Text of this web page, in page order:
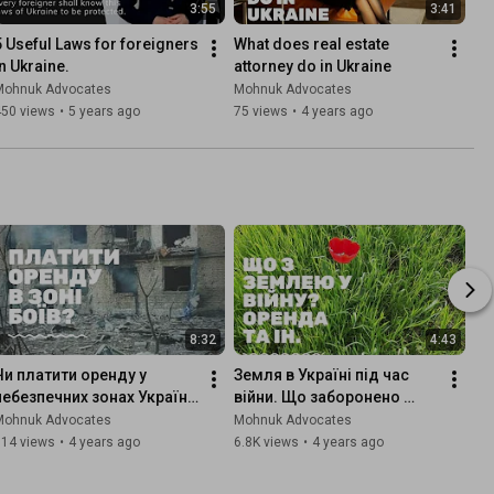
3:55
Useful Laws for foreigners
Ukraine.
Advocates
views • 5 years ago
3:41
What does real estate
attorney do in Ukraine
Mohnuk Advocates
75 views • 4 years ago
8:32
платити оренду у
зонах України
в Україні / Поради
Львів
Advocates
views • 4 years ago
4:43
Земля в Україні під час
війни. Що заборонено
робити?
Mohnuk Advocates
6.8K views • 4 years ago